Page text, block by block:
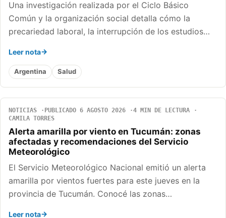
Una investigación realizada por el Ciclo Básico
Común y la organización social detalla cómo la
precariedad laboral, la interrupción de los estudios…
Leer nota
Argentina Salud
NOTICIAS PUBLICADO 6 AGOSTO 2026
4 MIN DE LECTURA
CAMILA TORRES
Alerta amarilla por viento en Tucumán: zonas
afectadas y recomendaciones del Servicio
Meteorológico
El Servicio Meteorológico Nacional emitió un alerta
amarilla por vientos fuertes para este jueves en la
provincia de Tucumán. Conocé las zonas…
Leer nota